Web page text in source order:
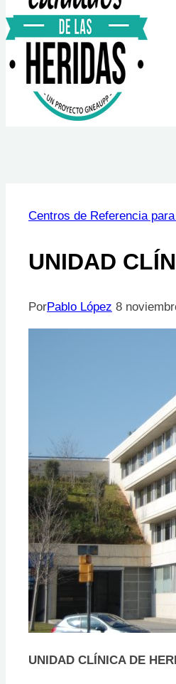
Centros de Referencia
UNIDAD
PorPablo López 8
UNIDAD CLÍNICA DE